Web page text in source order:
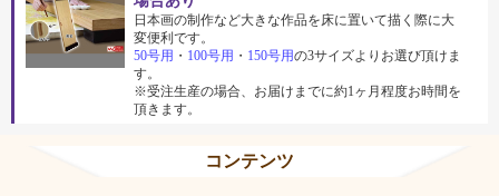
日本画の制作など大きな作品を床に置いて描く際に大
変便利です。
50号用 ・ 100号用 ・ 150号用の3サイズよりお選び頂けま
す。
※受注生産の場合、お届けまでに約1ヶ月程度お時間を
頂きます。
コンテンツ